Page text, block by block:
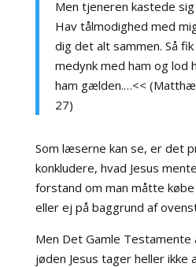
Men tjeneren kastede
Hav tålmodighed med
dig det alt sammen. Så
medynk med ham og lod
ham gælden.…<<
27)
Som læserne kan se, er det
konkludere, hvad Jesus
forstand om man måtte
eller ej på baggrund af
Men Det Gamle
jøden Jesus tager heller ikke